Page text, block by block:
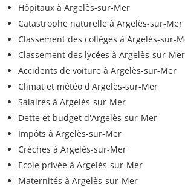
Hôpitaux à Argelès-sur-Mer
Catastrophe naturelle à Argelès-sur-Mer
Classement des collèges à Argelès-sur-
Classement des lycées à Argelès-sur-Mer
Accidents de voiture à Argelès-sur-Mer
Climat et météo d'Argelès-sur-Mer
Salaires à Argelès-sur-Mer
Dette et budget d'Argelès-sur-Mer
Impôts à Argelès-sur-Mer
Crèches à Argelès-sur-Mer
Ecole privée à Argelès-sur-Mer
Maternités à Argelès-sur-Mer